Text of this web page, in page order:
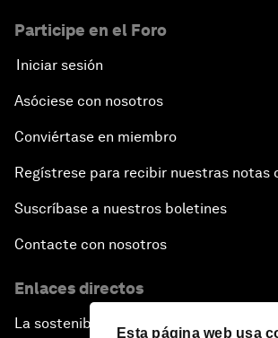
Esta página web usa
Participe en el Foro
Iniciar sesión
Asóciese con nosotros
Conviértase en miembro
Regístrese para recibir nuestras notas
Suscríbase a nuestros boletines
Contacte con nosotros
Enlaces directos
La sostenibilidad en el Foro